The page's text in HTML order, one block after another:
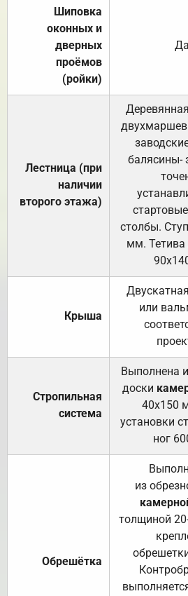
Шиповка
оконных и
дверных
проёмов
(ройки)
Лестница (при
наличии
второго этажа)
балясины-
столбы.
мм. Тетива
Крыша
или
Стропильная
система
Выполнена
доски
40х150
установки
ног
Обрешётка
из
толщиной